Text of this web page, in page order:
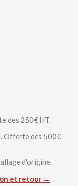
des 250€ HT.
Offerte des 500€
d'origine.
et retour →